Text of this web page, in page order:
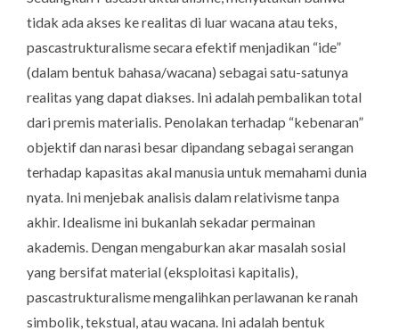
tidak ada akses ke realitas di luar wacana atau teks,
pascastrukturalisme secara efektif menjadikan “ide”
(dalam bentuk bahasa/wacana) sebagai satu-satunya
realitas yang dapat diakses. Ini adalah pembalikan total
dari premis materialis. Penolakan terhadap “kebenaran”
objektif dan narasi besar dipandang sebagai serangan
terhadap kapasitas akal manusia untuk memahami dunia
nyata. Ini menjebak analisis dalam relativisme tanpa
akhir. Idealisme ini bukanlah sekadar permainan
akademis. Dengan mengaburkan akar masalah sosial
yang bersifat material (eksploitasi kapitalis),
pascastrukturalisme mengalihkan perlawanan ke ranah
simbolik, tekstual, atau wacana. Ini adalah bentuk